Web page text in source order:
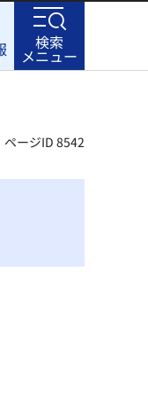
検索
メニュー
ページID 8542